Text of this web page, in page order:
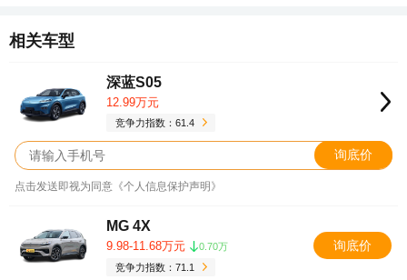
相关车型
深蓝S05
12.99万元
竞争力指数：61.4
询底价
点击发送即视为同意《个人信息保护声明》
MG 4X
9.98-11.68万元
0.70万
竞争力指数：71.1
询底价